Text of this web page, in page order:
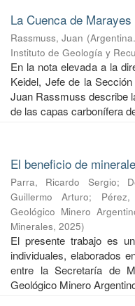
La Cuenca de Marayes
Rassmuss, Juan (
Instituto de Geología y
En la nota elevada a la
Keidel, Jefe de la
Juan Rassmuss describe
de las capas carbonífera
El beneficio de
Parra, Ricardo Sergio;
Guillermo Arturo;
Geológico Minero
Minerales, 2025)
El presente trabajo es
individuales, elaborados
entre la Secretaría de
Geológico Minero